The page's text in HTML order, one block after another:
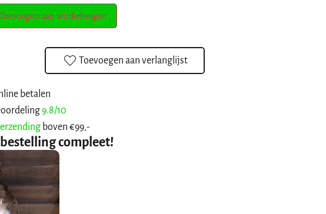
aan winkelwagen
Toevoegen aan verlanglijst
betalen
9.8/10
boven €99,-
compleet!